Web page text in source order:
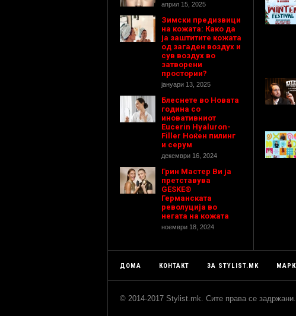
април 15, 2025
Зимски предизвици
на кожата: Како да
ја заштитите кожата
од загаден воздух и
сув воздух во
затворени
простории?
јануари 13, 2025
Блеснете во Новата
година со
иновативниот
Eucerin Hyaluron-
Filler Ноќен пилинг
и серум
декември 16, 2024
Грин Мастер Ви ја
претставува
GESKE®
Германската
револуција во
негата на кожата
ноември 18, 2024
ДОМА КОНТАКТ ЗА STYLIST.MK
© 2014-2017 Stylist.mk. Сите права се